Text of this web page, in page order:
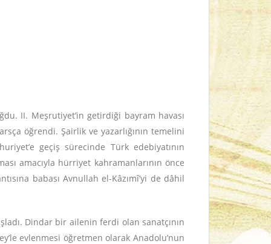
II. Meşrutiyet’in getirdiği bayram havası
öğrendi. Şairlik ve yazarlığının temelini
geçiş sürecinde Türk edebiyatının
amacıyla hürriyet kahramanlarının önce
babası Avnullah el-Kâzımî’yi de dâhil
Dindar bir ailenin ferdi olan sanatçının
evlenmesi öğretmen olarak Anadolu’nun